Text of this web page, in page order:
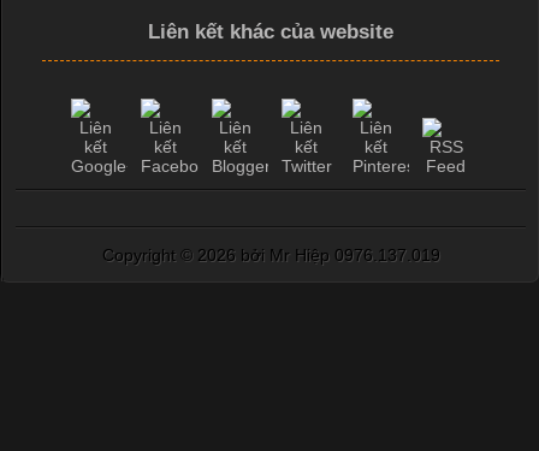
Liên kết khác của website
Copyright © 2026 bởi Mr Hiệp 0976.137.019